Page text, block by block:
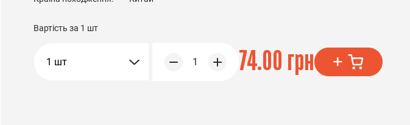
Вартість за 1 шт
1 шт 1 74.00 грн